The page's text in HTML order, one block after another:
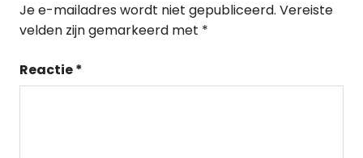
Je e-mailadres wordt niet gepubliceerd. Vereiste
velden zijn gemarkeerd met *
Reactie*